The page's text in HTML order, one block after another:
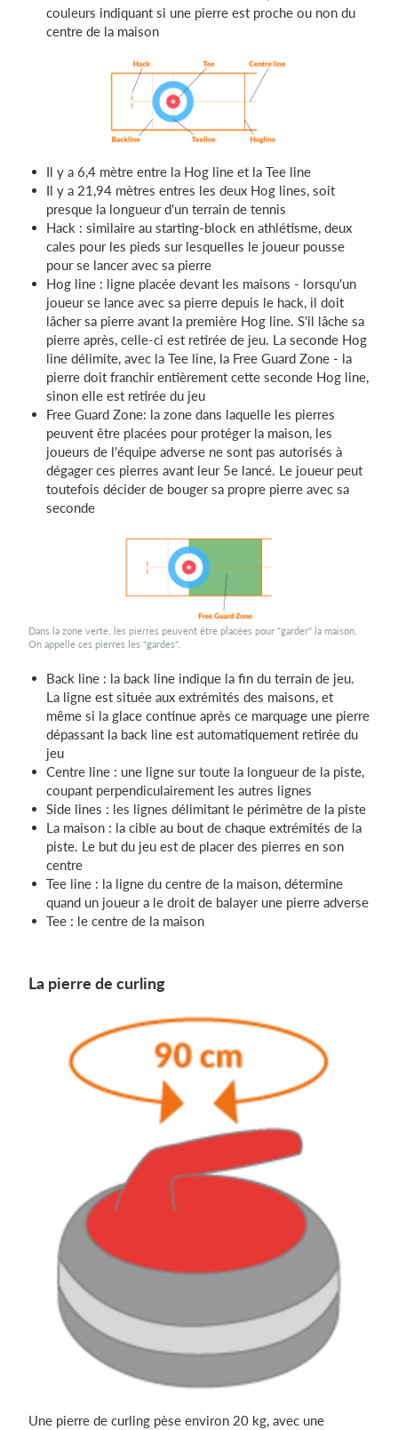
couleurs indiquant si une pierre est proche ou non du
centre de la maison
Il y a 6,4 mètre entre la Hog line et la Tee line
Il y a 21,94 mètres entres les deux Hog lines, soit
presque la longueur d'un terrain de tennis
Hack : similaire au starting-block en athlétisme, deux
cales pour les pieds sur lesquelles le joueur pousse
pour se lancer avec sa pierre
Hog line : ligne placée devant les maisons - lorsqu'un
joueur se lance avec sa pierre depuis le hack, il doit
lâcher sa pierre avant la première Hog line. S'il lâche sa
pierre après, celle-ci est retirée de jeu. La seconde Hog
line délimite, avec la Tee line, la Free Guard Zone - la
pierre doit franchir entièrement cette seconde Hog line,
sinon elle est retirée du jeu
Free Guard Zone: la zone dans laquelle les pierres
peuvent être placées pour protéger la maison, les
joueurs de l'équipe adverse ne sont pas autorisés à
dégager ces pierres avant leur 5e lancé. Le joueur peut
toutefois décider de bouger sa propre pierre avec sa
seconde
Dans la zone verte, les pierres peuvent être placées pour "garder" la maison.
On appelle ces pierres les "gardes".
Back line : la back line indique la fin du terrain de jeu.
La ligne est située aux extrémités des maisons, et
même si la glace continue après ce marquage une pierre
dépassant la back line est automatiquement retirée du
jeu
Centre line : une ligne sur toute la longueur de la piste,
coupant perpendiculairement les autres lignes
Side lines : les lignes délimitant le périmètre de la piste
La maison : la cible au bout de chaque extrémités de la
piste. Le but du jeu est de placer des pierres en son
centre
Tee line : la ligne du centre de la maison, détermine
quand un joueur a le droit de balayer une pierre adverse
Tee : le centre de la maison
La pierre de curling
Une pierre de curling pèse environ 20 kg, avec une